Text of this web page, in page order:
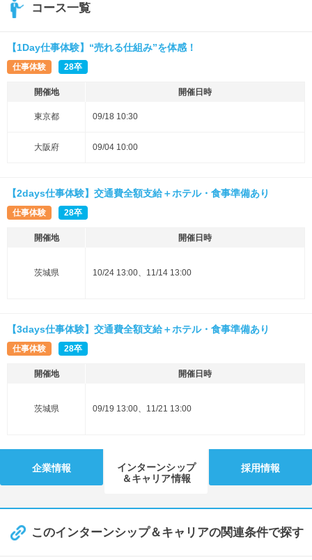
コース一覧
【1Day仕事体験】“売れる仕組み”を体感！
仕事体験 28卒
開催地 開催日時
東京都 09/18 10:30
大阪府 09/04 10:00
【2days仕事体験】交通費全額支給＋ホテル・食事準備あり
仕事体験 28卒
開催地 開催日時
茨城県 10/24 13:00、11/14 13:00
【3days仕事体験】交通費全額支給＋ホテル・食事準備あり
仕事体験 28卒
開催地 開催日時
茨城県 09/19 13:00、11/21 13:00
企業情報
インターンシップ
＆キャリア情報
採用情報
このインターンシップ＆キャリアの関連条件で探す